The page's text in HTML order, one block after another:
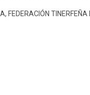
, FEDERACIÓN